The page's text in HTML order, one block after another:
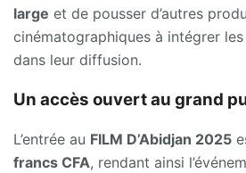
large et de pousser d’autres
cinématographiques à intégrer les
dans leur diffusion.
Un accès ouvert au grand
L’entrée au FILM D’Abidjan 2025
francs CFA, rendant ainsi